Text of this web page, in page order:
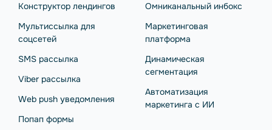
Конструктор лендингов
Мультиссылка для
соцсетей
SMS рассылка
Viber рассылка
Web push уведомления
Попап формы
Омниканальный инбокс
Маркетинговая
платформа
Динамическая
сегментация
Автоматизация
маркетинга с ИИ